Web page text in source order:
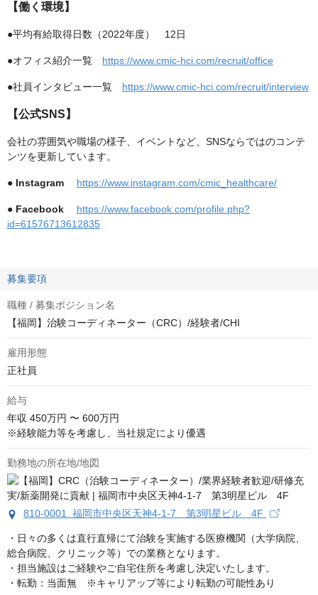
【働く環境】
●平均有給取得日数（2022年度） 12日
●オフィス紹介一覧 https://www.cmic-hci.com/recruit/office
●社員インタビュー一覧 https://www.cmic-hci.com/recruit/interview
【公式SNS】
会社の雰囲気や職場の様子、イベントなど、SNSならではのコンテ
ンツを更新しています。
● Instagram https://www.instagram.com/cmic_healthcare/
● Facebook
https://www.facebook.com/profile.php?
id=61576713612835
募集要項
職種 / 募集ポジション名
【福岡】治験コーディネーター（CRC）/経験者/CHI
雇用形態
正社員
給与
年収 450万円 〜 600万円
※経験能力等を考慮し、当社規定により優遇
勤務地の所在地/地図
810-0001 福岡市中央区天神4-1-7 第3明星ビル 4F
・日々の多くは直行直帰にて治験を実施する医療機関（大学病院、
総合病院、クリニック等）での業務となります。
・担当施設はご経験やご自宅住所を考慮し決定いたします。
・転勤：当面無　※キャリアップ等により転勤の可能性あり